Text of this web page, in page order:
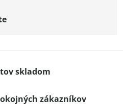
skladom
zákazníkov